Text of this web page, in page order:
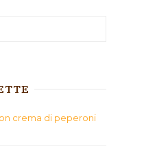
crema di peperoni